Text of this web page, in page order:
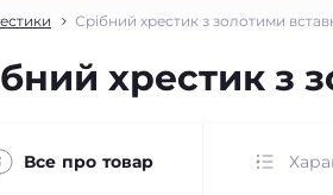
Срібний хрестик з золотими
хрестик з
Все про товар